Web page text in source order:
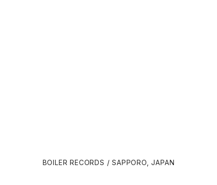
John Carpenter
Carter BurwellBOILER RECORDS / SAPPORO, JAPAN